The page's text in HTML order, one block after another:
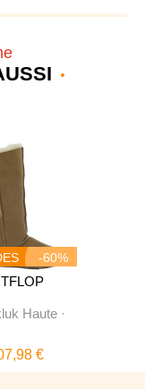
-60%
Haute·
€